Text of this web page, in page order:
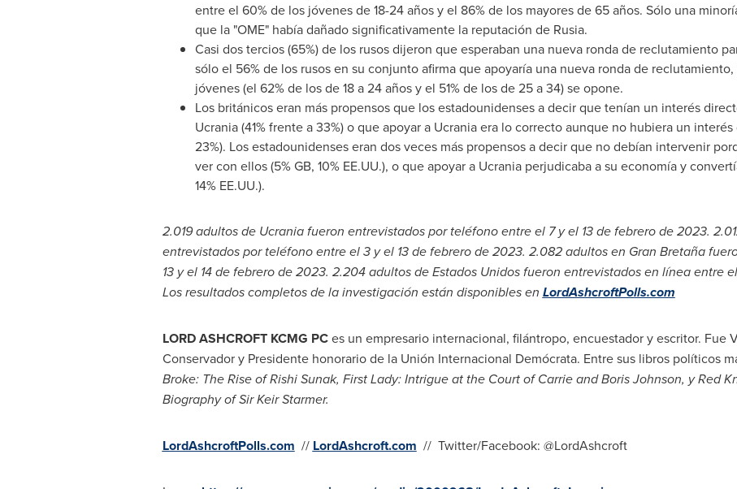
entre el 60% de los jóvenes de 18-24 años y el 86% de los mayores de 65 años. Sólo una
que la "OME" había dañado significativamente la reputación de Rusia.
Casi dos tercios (65%) de los rusos dijeron que esperaban una nueva ronda de reclutamiento
sólo el 56% de los rusos en su conjunto afirma que apoyaría una nueva ronda de
jóvenes (el 62% de los de 18 a 24 años y el 51% de los de 25 a 34) se opone.
Los británicos eran más propensos que los estadounidenses a decir que tenían un interés
Ucrania (41% frente a 33%) o que apoyar a Ucrania era lo correcto aunque no hubiera un
23%). Los estadounidenses eran dos veces más propensos a decir que no debían intervenir
ver con ellos (5% GB, 10% EE.UU.), o que apoyar a Ucrania perjudicaba a su economía y
14% EE.UU.).
2.019 adultos de Ucrania fueron entrevistados por teléfono entre el 7 y el 13 de febrero de 2023.
entrevistados por teléfono entre el 3 y el 13 de febrero de 2023. 2.082 adultos en Gran Bretaña
13 y el 14 de febrero de 2023. 2.204 adultos de Estados Unidos fueron entrevistados en línea entre
Los resultados completos de la investigación están disponibles en LordAshcroftPolls.com
LORD ASHCROFT KCMG PCes un empresario internacional, filántropo, encuestador y escritor. Fue
Conservador y Presidente honorario de la Unión Internacional Demócrata. Entre sus libros políticos
Broke: The Rise ofRishi Sunak, First Lady: Intrigue at the Court ofCarrie and Boris Johnson, yRed
Biography of SirKeir Starmer.
LordAshcroftPolls.com // LordAshcroft.com // Twitter/Facebook: @LordAshcroft